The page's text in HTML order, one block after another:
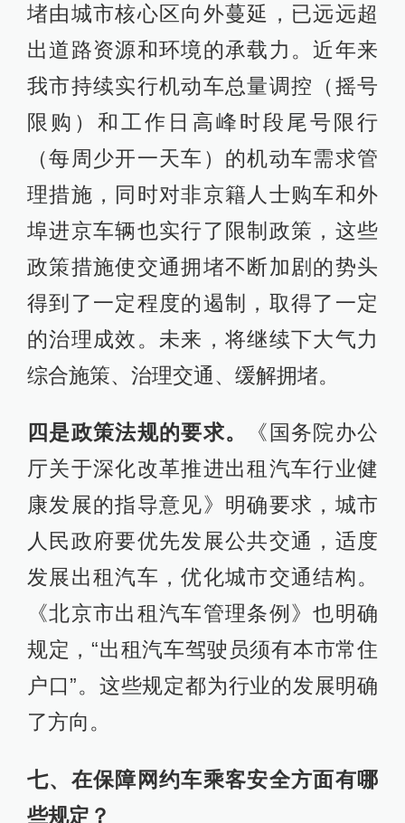
堵由城市核心区向外蔓延，已远远超
出道路资源和环境的承载力。近年来
我市持续实行机动车总量调控（摇号
限购）和工作日高峰时段尾号限行
（每周少开一天车）的机动车需求管
理措施，同时对非京籍人士购车和外
埠进京车辆也实行了限制政策，这些
政策措施使交通拥堵不断加剧的势头
得到了一定程度的遏制，取得了一定
的治理成效。未来，将继续下大气力
综合施策、治理交通、缓解拥堵。
四是政策法规的要求。
《国务院办公
厅关于深化改革推进出租汽车行业健
康发展的指导意见》明确要求，城市
人民政府要优先发展公共交通，适度
发展出租汽车，优化城市交通结构。
《北京市出租汽车管理条例》也明确
规定，“出租汽车驾驶员须有本市常住
户口”。这些规定都为行业的发展明确
了方向。
七、在保障网约车乘客安全方面有哪
些规定？